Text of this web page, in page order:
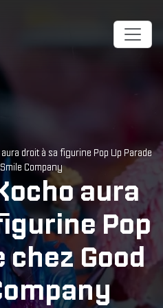
droit à sa figurine Pop Up Parade
Company
aura
Pop
chez Good